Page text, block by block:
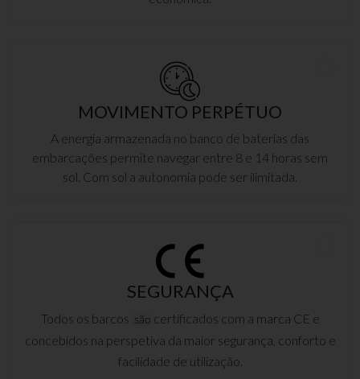
MOVIMENTO PERPÉTUO
A energia armazenada no banco de baterias das
embarcações permite navegar entre 8 e 14 horas sem
sol. Com sol a autonomia pode ser ilimitada.
SEGURANÇA
Todos os barcos são certificados com a marca CE e
concebidos na perspetiva da maior segurança, conforto e
facilidade de utilização.